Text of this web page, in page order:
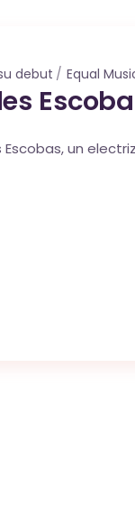
debut Equal
Escobas, un